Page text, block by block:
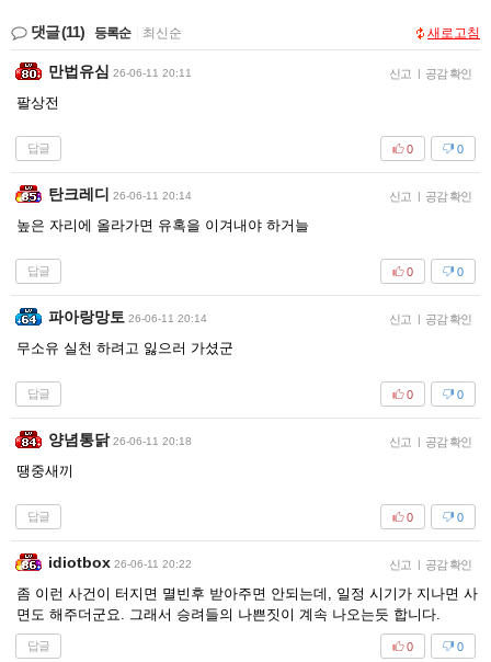
댓글(11) 등록순 최신순 새로고침
만법유심 26-06-11 20:11 신고 공감 확인
팔상전
답글 0
0
탄크레디 26-06-11 20:14 신고 공감 확인
높은 자리에 올라가면 유혹을 이겨내야 하거늘
답글 0
0
파아랑망토 26-06-11 20:14 신고 공감 확인
무소유 실천 하려고 잃으러 가셨군
답글 0
0
양념통닭 26-06-11 20:18 신고 공감 확인
땡중새끼
답글 0
0
idiotbox 26-06-11 20:22 신고 공감 확인
좀 이런 사건이 터지면 멸빈후 받아주면 안되는데, 일정 시기가 지나면 사
면도 해주더군요. 그래서 승려들의 나쁜짓이 계속 나오는듯 합니다.
답글 0
0